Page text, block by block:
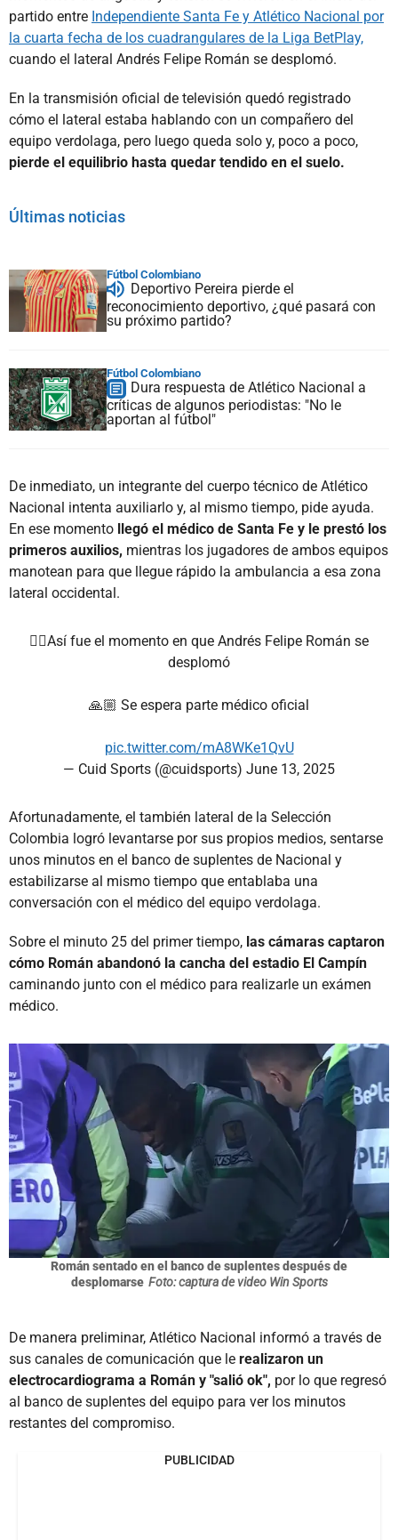
partido entre Independiente Santa Fe y Atlético Nacional por
la cuarta fecha de los cuadrangulares de la Liga BetPlay,
cuando el lateral Andrés Felipe Román se desplomó.
En la transmisión oficial de televisión quedó registrado
cómo el lateral estaba hablando con un compañero del
equipo verdolaga, pero luego queda solo y, poco a poco,
pierde el equilibrio hasta quedar tendido en el suelo.
Últimas noticias
Fútbol Colombiano
Deportivo Pereira pierde el
reconocimiento deportivo, ¿qué pasará con
su próximo partido?
Fútbol Colombiano
Dura respuesta de Atlético Nacional a
críticas de algunos periodistas: "No le
aportan al fútbol"
De inmediato, un integrante del cuerpo técnico de Atlético
Nacional intenta auxiliarlo y, al mismo tiempo, pide ayuda.
En ese momento llegó el médico de Santa Fe y le prestó los
primeros auxilios, mientras los jugadores de ambos equipos
manotean para que llegue rápido la ambulancia a esa zona
lateral occidental.
👉🏽Así fue el momento en que Andrés Felipe Román se
desplomó
🙏🏼 Se espera parte médico oficial
pic.twitter.com/mA8WKe1QvU
— Cuid Sports (@cuidsports) June 13, 2025
Afortunadamente, el también lateral de la Selección
Colombia logró levantarse por sus propios medios, sentarse
unos minutos en el banco de suplentes de Nacional y
estabilizarse al mismo tiempo que entablaba una
conversación con el médico del equipo verdolaga.
Sobre el minuto 25 del primer tiempo, las cámaras captaron
cómo Román abandonó la cancha del estadio El Campín
caminando junto con el médico para realizarle un exámen
médico.
Román sentado en el banco de suplentes después de
desplomarse Foto: captura de video Win Sports
De manera preliminar, Atlético Nacional informó a través de
sus canales de comunicación que le realizaron un
electrocardiograma a Román y "salió ok", por lo que regresó
al banco de suplentes del equipo para ver los minutos
restantes del compromiso.
PUBLICIDAD